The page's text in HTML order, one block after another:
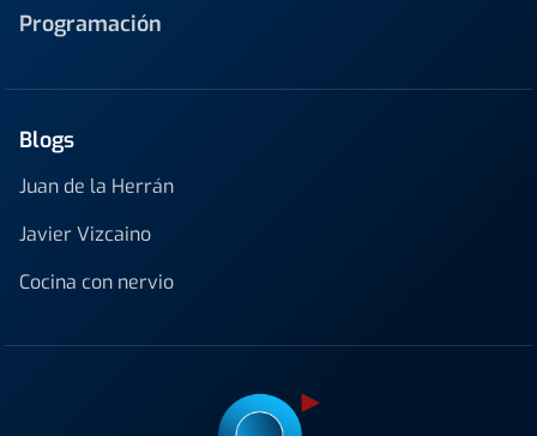
Programación
Blogs
Juan de la Herrán
Javier Vizcaino
Cocina con nervio